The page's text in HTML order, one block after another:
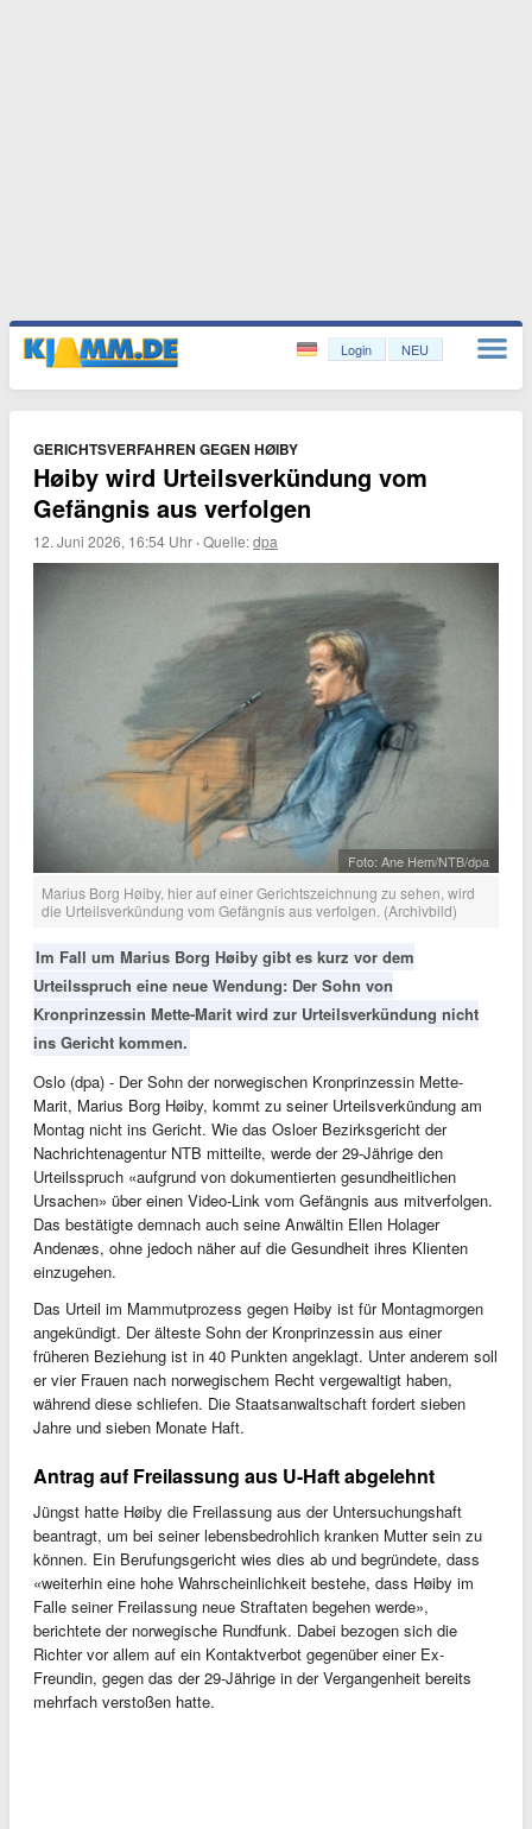
Login NEU
GERICHTSVERFAHREN GEGEN HØIBY
Høiby wird Urteilsverkündung vom
Gefängnis aus verfolgen
12. Juni 2026, 16:54 Uhr ·Quelle:dpa
Foto: Ane Hem/NTB/dpa
Marius Borg Høiby, hier auf einer Gerichtszeichnung zu sehen, wird
die Urteilsverkündung vom Gefängnis aus verfolgen. (Archivbild)
Im Fall um Marius Borg Høiby gibt es kurz vor dem
Urteilsspruch eine neue Wendung: Der Sohn von
Kronprinzessin Mette-Marit wird zur Urteilsverkündung nicht
ins Gericht kommen.
Oslo (dpa) - Der Sohn der norwegischen Kronprinzessin Mette-
Marit, Marius Borg Høiby, kommt zu seiner Urteilsverkündung am
Montag nicht ins Gericht. Wie das Osloer Bezirksgericht der
Nachrichtenagentur NTB mitteilte, werde der 29-Jährige den
Urteilsspruch «aufgrund von dokumentierten gesundheitlichen
Ursachen» über einen Video-Link vom Gefängnis aus mitverfolgen.
Das bestätigte demnach auch seine Anwältin Ellen Holager
Andenæs, ohne jedoch näher auf die Gesundheit ihres Klienten
einzugehen.
Das Urteil im Mammutprozess gegen Høiby ist für Montagmorgen
angekündigt. Der älteste Sohn der Kronprinzessin aus einer
früheren Beziehung ist in 40 Punkten angeklagt. Unter anderem soll
er vier Frauen nach norwegischem Recht vergewaltigt haben,
während diese schliefen. Die Staatsanwaltschaft fordert sieben
Jahre und sieben Monate Haft.
Antrag auf Freilassung aus U-Haft abgelehnt
Jüngst hatte Høiby die Freilassung aus der Untersuchungshaft
beantragt, um bei seiner lebensbedrohlich kranken Mutter sein zu
können. Ein Berufungsgericht wies dies ab und begründete, dass
«weiterhin eine hohe Wahrscheinlichkeit bestehe, dass Høiby im
Falle seiner Freilassung neue Straftaten begehen werde»,
berichtete der norwegische Rundfunk. Dabei bezogen sich die
Richter vor allem auf ein Kontaktverbot gegenüber einer Ex-
Freundin, gegen das der 29-Jährige in der Vergangenheit bereits
mehrfach verstoßen hatte.